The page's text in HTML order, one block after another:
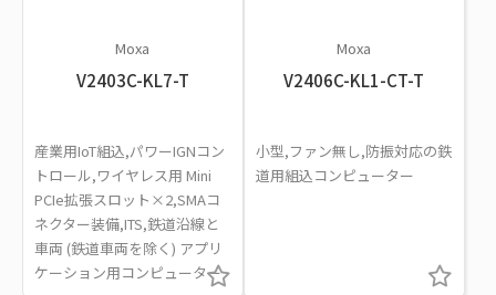
Moxa
V2403C-KL7-T
産業用IoT組込,パワーIGNコン
トロール,ワイヤレス用 Mini
PCIe拡張スロット×2,SMAコ
ネクター装備,ITS,鉄道沿線と
車両 (鉄道車両を除く) アプリ
ケーション用コンピューター
Moxa
V2406C-KL1-CT-T
小型,ファン無し,防振対応の鉄
道用組込コンピューター